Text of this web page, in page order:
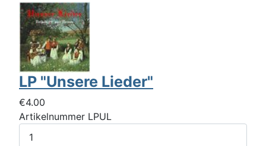
LP "Unsere Lieder"
€4.00
Artikelnummer LPUL